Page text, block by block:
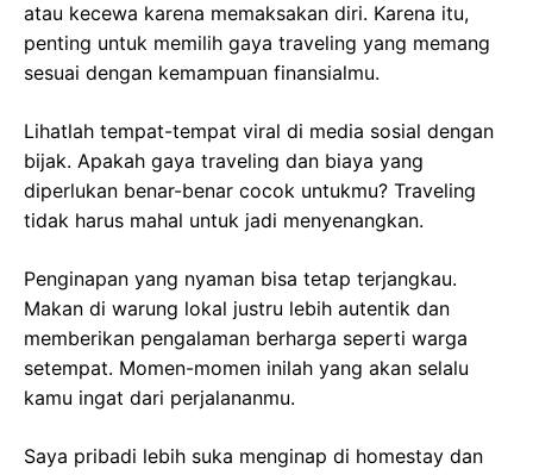
atau kecewa karena memaksakan diri. Karena itu,
penting untuk memilih gaya traveling yang memang
sesuai dengan kemampuan finansialmu.
Lihatlah tempat-tempat viral di media sosial dengan
bijak. Apakah gaya traveling dan biaya yang
diperlukan benar-benar cocok untukmu? Traveling
tidak harus mahal untuk jadi menyenangkan.
Penginapan yang nyaman bisa tetap terjangkau.
Makan di warung lokal justru lebih autentik dan
memberikan pengalaman berharga seperti warga
setempat. Momen-momen inilah yang akan selalu
kamu ingat dari perjalananmu.
Saya pribadi lebih suka menginap di homestay dan